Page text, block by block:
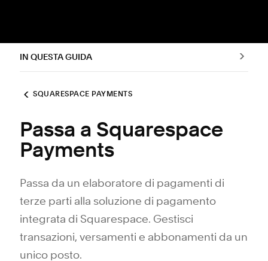
IN QUESTA GUIDA
SQUARESPACE PAYMENTS
Passa a Squarespace
Payments
Passa da un elaboratore di pagamenti di
terze parti alla soluzione di pagamento
integrata di Squarespace. Gestisci
transazioni, versamenti e abbonamenti da un
unico posto.